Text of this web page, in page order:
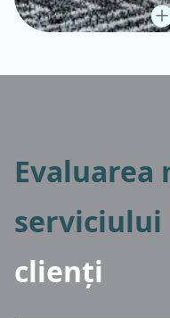
Evaluarea
clienți